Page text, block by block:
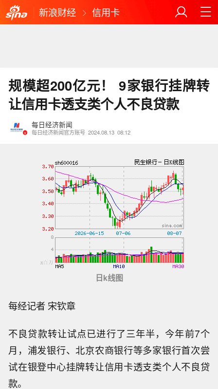
新浪财经 信用卡
规模超200亿元！ 9家银行挂牌转
让信用卡透支类个人不良贷款
每日经济新闻
每日经济新闻官方账号 2024.08.13 08:12
日k线图
每经记者 宋钦章
不良贷款转让试点已进行了三年半，今年前7个
月，浦发银行、北京农商银行等多家银行首次尝
试在银登中心挂牌转让信用卡透支类个人不良贷
款。